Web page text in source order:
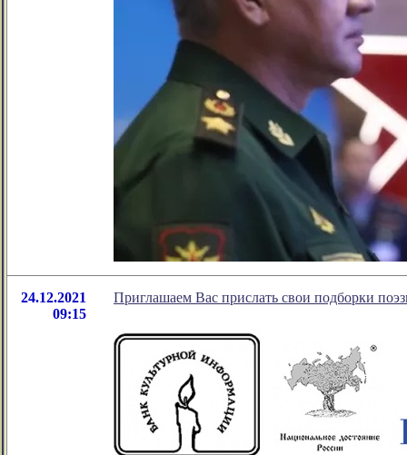
24.12.2021
09:15
Приглашаем Вас прислать свои подборки